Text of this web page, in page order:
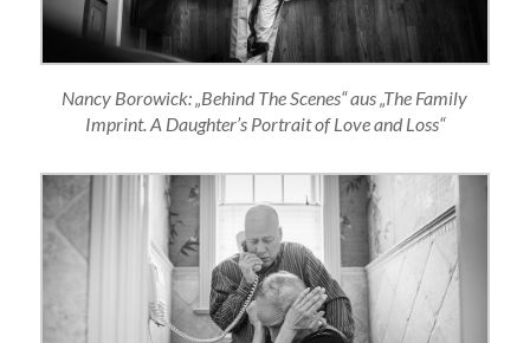
Nancy Borowick: „Behind The Scenes“ aus „The Family
Imprint. A Daughter’s Portrait of Love and Loss“